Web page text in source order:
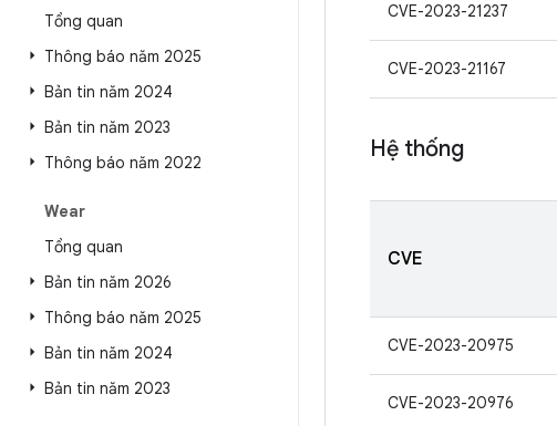
Tổng quan
Thông báo năm 2025
Bản tin năm 2024
Bản tin năm 2023
Thông báo năm 2022
Wear
Tổng quan
Bản tin năm 2026
Thông báo năm 2025
Bản tin năm 2024
Bản tin năm 2023
CVE-2023-21237
CVE-2023-21167
Hệ thống
CVE
CVE-2023-20975
CVE-2023-20976